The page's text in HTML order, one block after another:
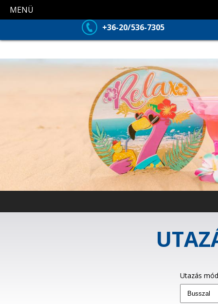
MENÜ
+36-20/536-7305
Utazás